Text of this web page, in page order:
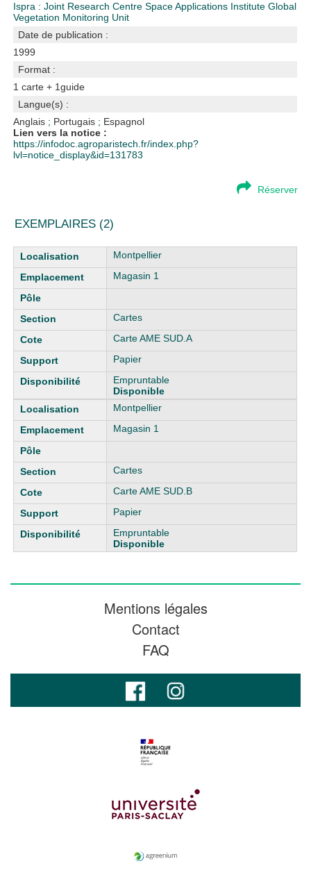
Ispra : Joint Research Centre Space Applications Institute Global
Vegetation Monitoring Unit
Date de publication :
1999
Format :
1 carte + 1guide
Langue(s) :
Anglais ; Portugais ; Espagnol
Lien vers la notice :
https://infodoc.agroparistech.fr/index.php?
lvl=notice_display&id=131783
Réserver
EXEMPLAIRES (2)
Liste des exemplaires
Montpellier
Magasin 1
Cartes
Carte AME SUD.A
Papier
Empruntable
Disponible
Montpellier
Magasin 1
Cartes
Carte AME SUD.B
Papier
Empruntable
Disponible
Mentions légales
Contact
FAQ